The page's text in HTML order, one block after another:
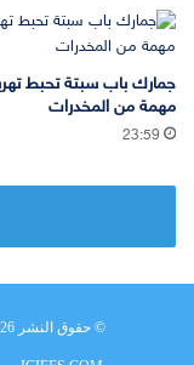
جمارك باب سبتة تحبط
مهمة من المخدرات
23:59
© حقوق النشر 2026، جميع الحقوق محفوظة |